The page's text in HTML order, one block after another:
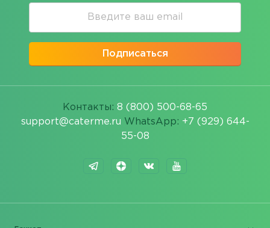
Подписаться
Контакты: 8 (800) 500-68-65
support@caterme.ru WhatsApp: +7 (929) 644-
55-08